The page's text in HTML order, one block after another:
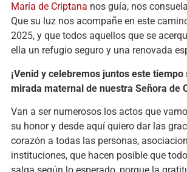
María de Criptana nos guía, nos
Que su luz nos acompañe en este
2025, y que todos aquellos que se
ella un refugio seguro y una renovada
¡Venid y celebremos juntos este tiempo
mirada maternal de nuestra Señora de
Van a ser numerosos los actos que
su honor y desde aquí quiero dar las
corazón a todas las personas,
instituciones, que hacen posible que